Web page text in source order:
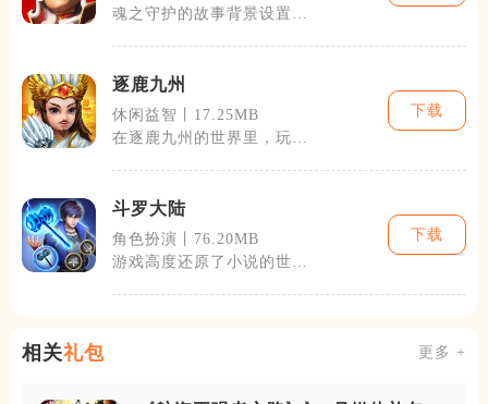
魂之守护的故事背景设置在
逐鹿九州
休闲益智丨17.25MB
在逐鹿九州的世界里，玩家
下载
斗罗大陆
角色扮演丨76.20MB
游戏高度还原了小说的世界
下载
相关礼包 更多 +